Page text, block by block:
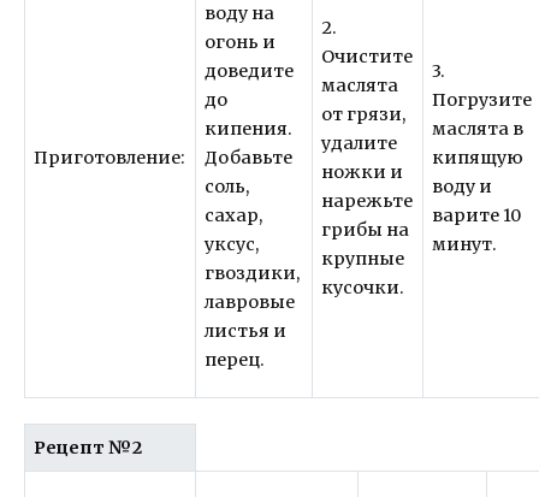
Приготовление:
воду на
огонь и
доведите
до
кипения.
Добавьте
соль,
сахар,
уксус,
гвоздики,
лавровые
листья и
перец.
2.
Очистите
маслята
от грязи,
удалите
ножки и
нарежьте
грибы на
крупные
кусочки.
3.
Погрузите
маслята в
кипящую
воду и
варите 10
минут.
Рецепт №2